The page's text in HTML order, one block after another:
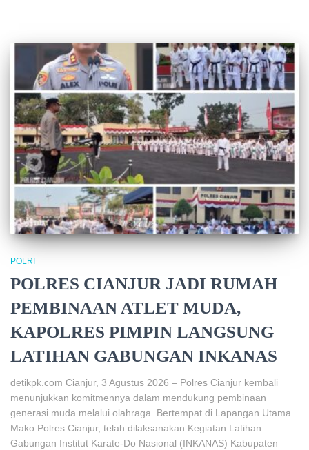
POLRI
POLRES CIANJUR JADI RUMAH
PEMBINAAN ATLET MUDA,
KAPOLRES PIMPIN LANGSUNG
LATIHAN GABUNGAN INKANAS
detikpk.com Cianjur, 3 Agustus 2026 – Polres Cianjur kembali
menunjukkan komitmennya dalam mendukung pembinaan
generasi muda melalui olahraga. Bertempat di Lapangan Utama
Mako Polres Cianjur, telah dilaksanakan Kegiatan Latihan
Gabungan Institut Karate-Do Nasional (INKANAS) Kabupaten